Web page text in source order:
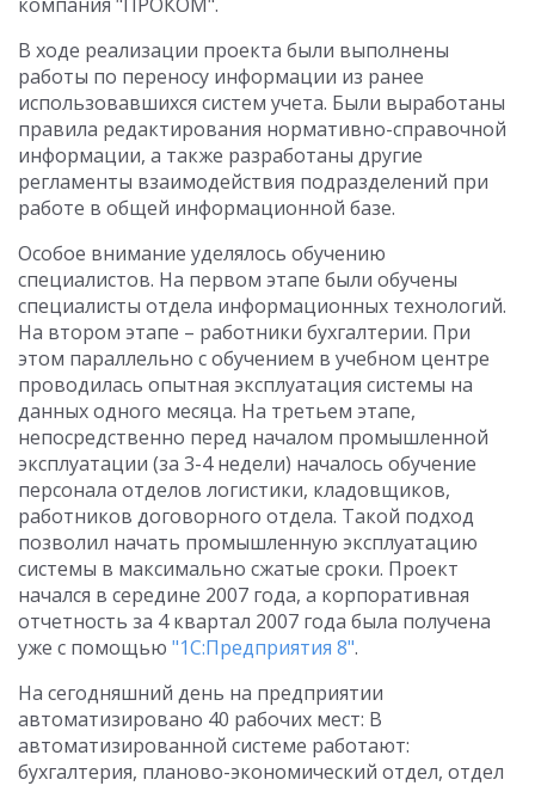
В ходе реализации проекта были выполнены
работы по переносу информации из ранее
использовавшихся систем учета. Были выработаны
правила редактирования нормативно-справочной
информации, а также разработаны другие
регламенты взаимодействия подразделений при
работе в общей информационной базе.
Особое внимание уделялось обучению
специалистов. На первом этапе были обучены
специалисты отдела информационных технологий.
На втором этапе – работники бухгалтерии. При
этом параллельно с обучением в учебном центре
проводилась опытная эксплуатация системы на
данных одного месяца. На третьем этапе,
непосредственно перед началом промышленной
эксплуатации (за 3-4 недели) началось обучение
персонала отделов логистики, кладовщиков,
работников договорного отдела. Такой подход
позволил начать промышленную эксплуатацию
системы в максимально сжатые сроки. Проект
начался в середине 2007 года, а корпоративная
отчетность за 4 квартал 2007 года была получена
уже с помощью "1С:Предприятия 8".
На сегодняшний день на предприятии
автоматизировано 40 рабочих мест: В
автоматизированной системе работают:
бухгалтерия, планово-экономический отдел, отдел